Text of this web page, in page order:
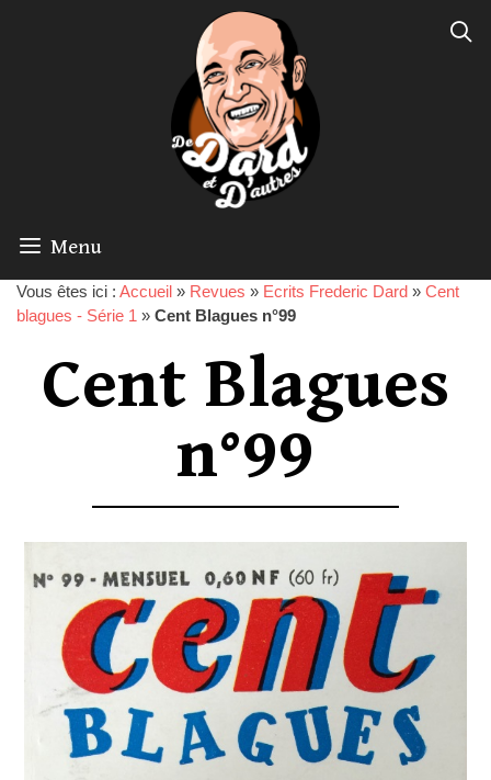
Menu
Vous êtes ici : Accueil » Revues » Ecrits Frederic Dard » Cent
blagues - Série 1 » Cent Blagues n°99
Cent Blagues
n°99